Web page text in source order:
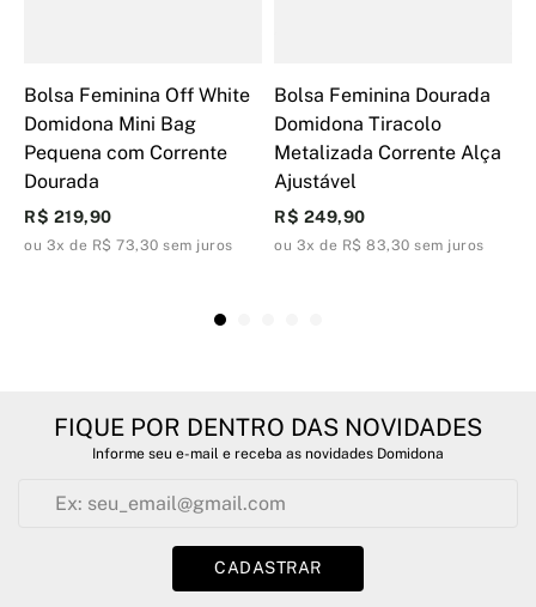
Bolsa Feminina Off White
Domidona Mini Bag
Pequena com Corrente
Dourada
R$ 219,90
ou 3x de R$ 73,30 sem juros
Bolsa Feminina Dourada
Domidona Tiracolo
Metalizada Corrente Alça
Ajustável
R$ 249,90
ou 3x de R$ 83,30 sem juros
FIQUE POR DENTRO DAS NOVIDADES
Informe seu e-mail e receba as novidades Domidona
CADASTRAR